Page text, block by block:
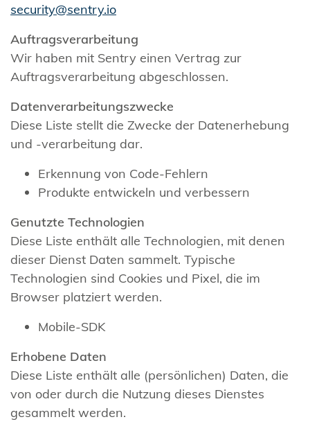
security@sentry.io
Auftragsverarbeitung
Wir haben mit Sentry einen Vertrag zur
Auftragsverarbeitung abgeschlossen.
Datenverarbeitungszwecke
Diese Liste stellt die Zwecke der Datenerhebung
und -verarbeitung dar.
Erkennung von Code-Fehlern
Produkte entwickeln und verbessern
Genutzte Technologien
Diese Liste enthält alle Technologien, mit denen
dieser Dienst Daten sammelt. Typische
Technologien sind Cookies und Pixel, die im
Browser platziert werden.
Mobile-SDK
Erhobene Daten
Diese Liste enthält alle (persönlichen) Daten, die
von oder durch die Nutzung dieses Dienstes
gesammelt werden.